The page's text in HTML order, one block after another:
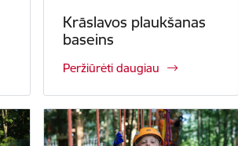
Krāslavos plaukšanas
baseins
Peržiūrėti daugiau